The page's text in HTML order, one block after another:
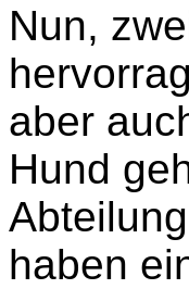
Nun,
aber
Hund
haben